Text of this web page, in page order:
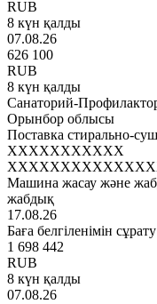
RUB
8 күн қалды
07.08.26
626 100
RUB
8 күн қалды
Санаторий-
Орынбор облысы
Поставка стирально-
XXXXXXXXXXX
Машина жасау және
жабдық
17.08.26
Баға белгіленімін сұрату
1 698 442
RUB
8 күн қалды
07.08.26